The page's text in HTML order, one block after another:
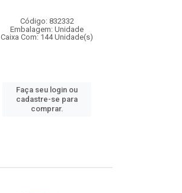
Código: 832332
Embalagem: Unidade
Caixa Com: 144 Unidade(s)
Faça seu login ou
cadastre-se para
comprar.